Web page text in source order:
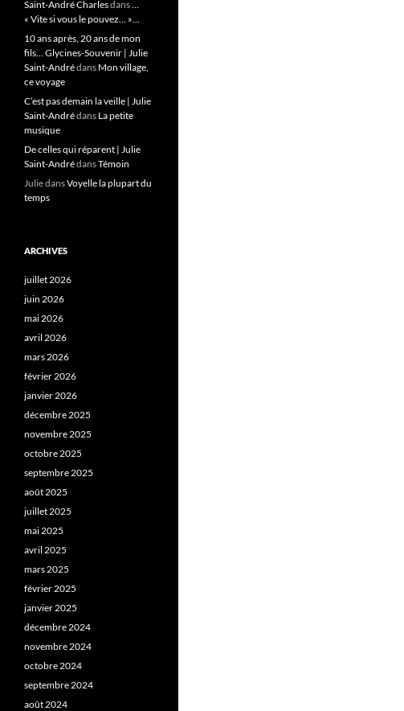
Saint-André Charlesdans…
« Vite si vous le pouvez… »…
10 ans après, 20 ans de mon
fils… Glycines-Souvenir | Julie
Saint-Andrédans Mon village,
ce voyage
C’est pas demain la veille | Julie
Saint-Andrédans La petite
musique
De celles qui réparent | Julie
Saint-AndrédansTémoin
JuliedansVoyelle la plupart du
temps
ARCHIVES
juillet 2026
juin 2026
mai 2026
avril 2026
mars 2026
février 2026
janvier 2026
décembre 2025
novembre 2025
octobre 2025
septembre 2025
août 2025
juillet 2025
mai 2025
avril 2025
mars 2025
février 2025
janvier 2025
décembre 2024
novembre 2024
octobre 2024
septembre 2024
août 2024